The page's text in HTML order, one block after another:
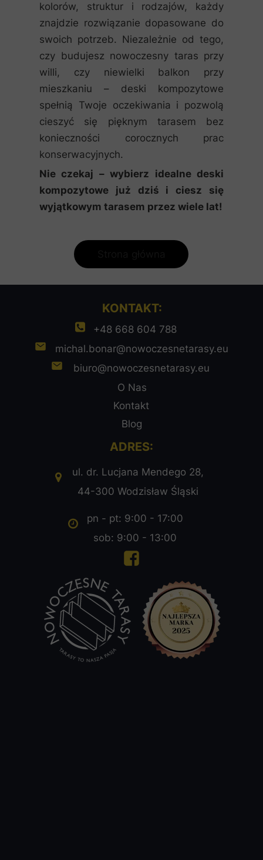
ADRES:
KONTAKT:
pn - pt: 9:00 - 17:00
sob: 9:00 - 13:00
ul. dr. Lucjana Mendego 28,
44-300 Wodzisław Śląski
biuro@nowoczesnetarasy.eu
michal.bonar@nowoczesnetarasy.eu
Blog
Kontakt
O Nas
+48 668 604 788
kolorów, struktur i rodzajów, każdy
znajdzie rozwiązanie dopasowane do
swoich potrzeb. Niezależnie od tego,
czy budujesz nowoczesny taras przy
willi, czy niewielki balkon przy
mieszkaniu – deski kompozytowe
spełnią Twoje oczekiwania i pozwolą
cieszyć się pięknym tarasem bez
konieczności corocznych prac
konserwacyjnych.
Nie czekaj – wybierz idealne deski
kompozytowe już dziś i ciesz się
wyjątkowym tarasem przez wiele lat!